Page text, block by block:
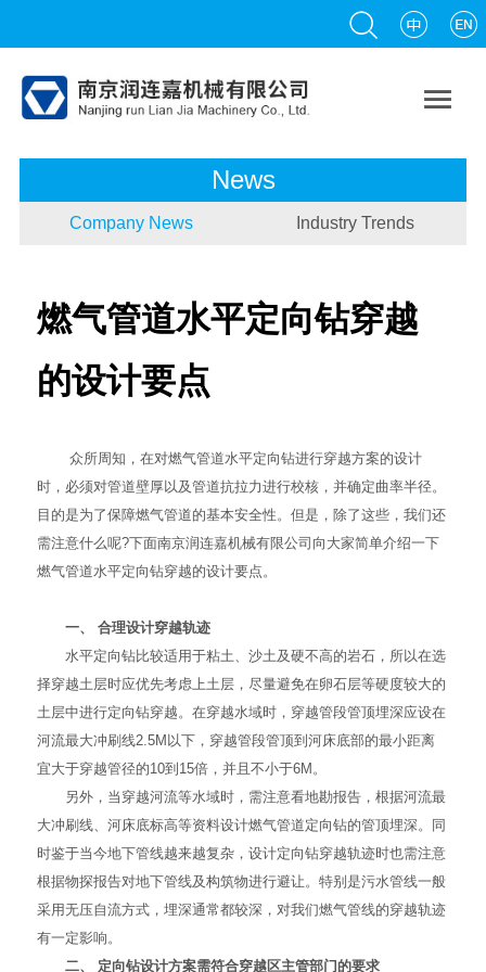

News
Company News Industry Trends
燃气管道水平定向钻穿越
的设计要点
众所周知，在对燃气管道水平定向钻进行穿越方案的设计
时，必须对管道壁厚以及管道抗拉力进行校核，并确定曲率半径。
目的是为了保障燃气管道的基本安全性。但是，除了这些，我们还
需注意什么呢?下面南京润连嘉机械有限公司向大家简单介绍一下
燃气管道水平定向钻穿越的设计要点。
一、 合理设计穿越轨迹
水平定向钻比较适用于粘土、沙土及硬不高的岩石，所以在选
择穿越土层时应优先考虑上土层，尽量避免在卵石层等硬度较大的
土层中进行定向钻穿越。在穿越水域时，穿越管段管顶埋深应设在
河流最大冲刷线2.5M以下，穿越管段管顶到河床底部的最小距离
宜大于穿越管径的10到15倍，并且不小于6M。
另外，当穿越河流等水域时，需注意看地勘报告，根据河流最
大冲刷线、河床底标高等资料设计燃气管道定向钻的管顶埋深。同
时鉴于当今地下管线越来越复杂，设计定向钻穿越轨迹时也需注意
根据物探报告对地下管线及构筑物进行避让。特别是污水管线一般
采用无压自流方式，埋深通常都较深，对我们燃气管线的穿越轨迹
有一定影响。
二、 定向钻设计方案需符合穿越区主管部门的要求